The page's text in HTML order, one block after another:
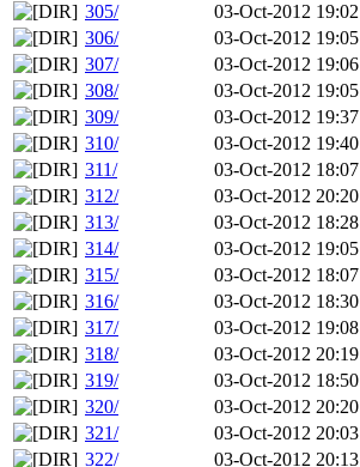
305/
03-Oct-2012 19:02
306/
03-Oct-2012 19:05
307/
03-Oct-2012 19:06
308/
03-Oct-2012 19:05
309/
03-Oct-2012 19:37
310/
03-Oct-2012 19:40
311/
03-Oct-2012 18:07
312/
03-Oct-2012 20:20
313/
03-Oct-2012 18:28
314/
03-Oct-2012 19:05
315/
03-Oct-2012 18:07
316/
03-Oct-2012 18:30
317/
03-Oct-2012 19:08
318/
03-Oct-2012 20:19
319/
03-Oct-2012 18:50
320/
03-Oct-2012 20:20
321/
03-Oct-2012 20:03
322/
03-Oct-2012 20:13